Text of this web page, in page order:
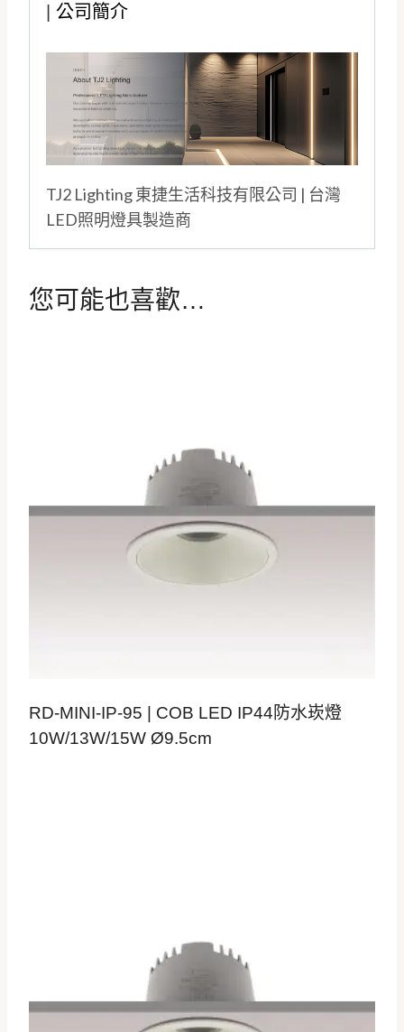
公司簡介
TJ2 Lighting 東捷生活科技有限公司 | 台灣
LED照明燈具製造商
您可能也喜歡…
RD-MINI-IP-95 | COB LED IP44防水崁燈
10W/13W/15W Ø9.5cm